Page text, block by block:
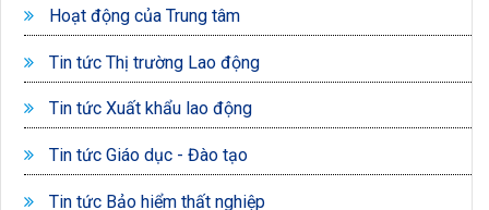
Hoạt động của Trung tâm
Tin tức Thị trường Lao động
Tin tức Xuất khẩu lao động
Tin tức Giáo dục - Đào tạo
Tin tức Bảo hiểm thất nghiệp